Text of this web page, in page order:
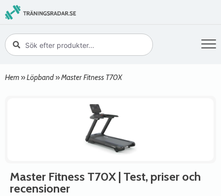
Hem »Löpband »Master Fitness T70X
Master Fitness T70X | Test, priser och
recensioner